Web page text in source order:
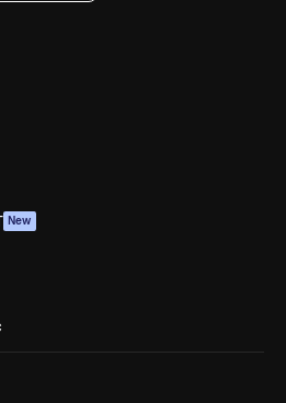
New